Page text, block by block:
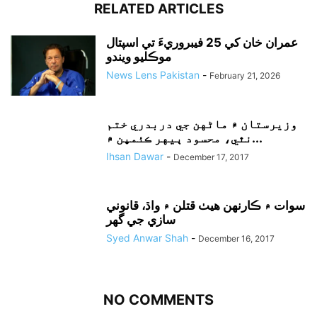
RELATED ARTICLES
عمران خان کي 25 فيبروريءَ تي اسپتال
موڪليو ويندو
News Lens Pakistan - February 21, 2026
وزيرستان ۾ ماڻهن جي دربدري ختم
نٿي، محسود ٻيهر ڪئمپن ۾...
Ihsan Dawar - December 17, 2017
سوات ۾ ڪارنهن هيٺ قتلن ۾ واڌ، قانوني
سازي جي گهر
Syed Anwar Shah - December 16, 2017
NO COMMENTS